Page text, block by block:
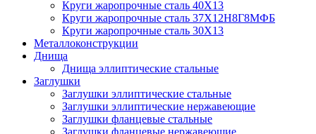
Круги жаропрочные сталь 40Х13
Круги жаропрочные сталь 37Х12Н8Г8МФБ
Круги жаропрочные сталь 30Х13
Металлоконструкции
Днища
Днища эллиптические стальные
Заглушки
Заглушки эллиптические стальные
Заглушки эллиптические нержавеющие
Заглушки фланцевые стальные
Заглушки фланцевые нержавеющие